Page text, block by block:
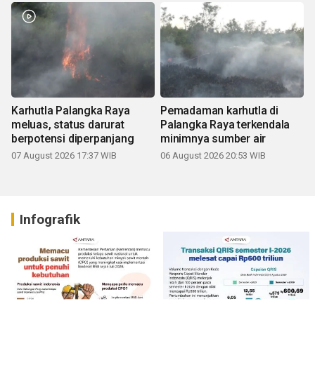
Karhutla Palangka Raya
meluas, status darurat
berpotensi diperpanjang
07 August 2026 17:37 WIB
Pemadaman karhutla di
Palangka Raya terkendala
minimnya sumber air
06 August 2026 20:53 WIB
Infografik